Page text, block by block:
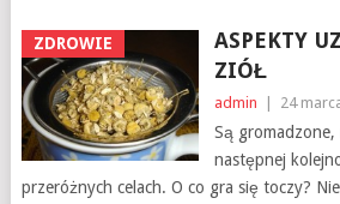
ZDROWIE
ASPEKTY
ZIÓŁ
admin 24
Są
następnej
przeróżnych celach. O co gra się toczy?